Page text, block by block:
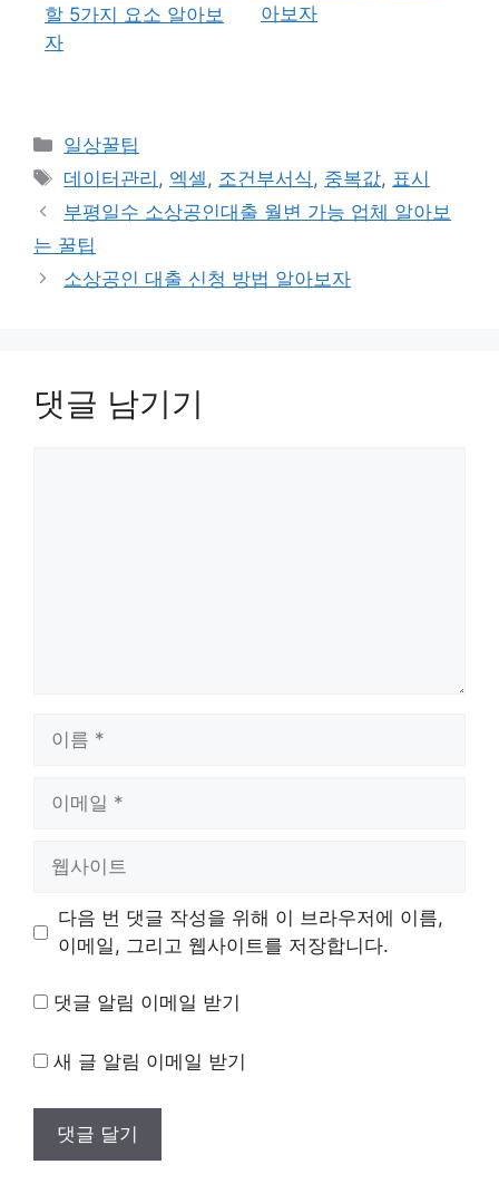
할 5가지 요소 알아보
자
아보자
카
테
리
일상꿀팁
태
그
데이터관리 , 엑셀, 조건부서식, 중복값, 표시
부평일수 소상공인대출 월변 가능 업체 알아보
는 꿀팁
소상공인 대출 신청 방법 알아보자
댓글 남기기
트
다음 번 댓글 작성을 위해 이 브라우저에 이름,
이메일, 그리고 웹사이트를 저장합니다.
댓글 알림 이메일 받기
새 글 알림 이메일 받기